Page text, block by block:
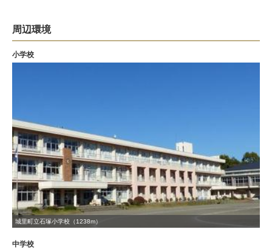
周辺環境
小学校
城里町立石塚小学校（1238m）
中学校